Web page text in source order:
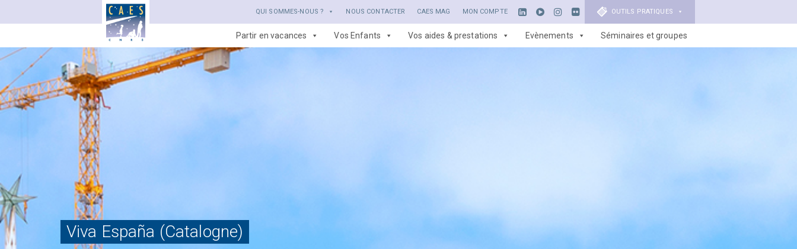
QUI SOMMES-NOUS ? NOUS CONTACTER CAES MAG MON COMPTE OUTILS PRATIQUES
Partir en vacances Vos Enfants Vos aides & prestations Evènements Séminaires et groupes
Viva España (Catalogne)